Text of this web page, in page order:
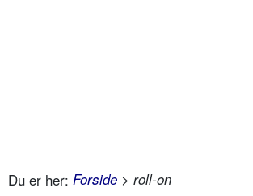
Du er her: Forside > roll-on